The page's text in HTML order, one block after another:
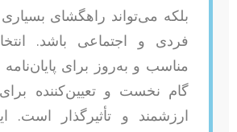
بلکه می‌تواند راهگشای
فردی و اجتماعی باشد.
مناسب و به‌روز برای
گام نخست و تعیین‌کننده
ارزشمند و تأثیرگذار است.